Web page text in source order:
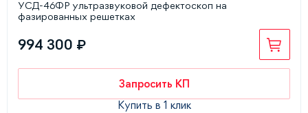
УСД-46ФР ультразвуковой дефектоскоп на
фазированных решетках
994 300 ₽
Запросить КП
Купить в 1 клик